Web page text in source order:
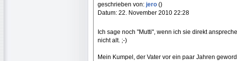
geschrieben von: jero ()
Datum: 22. November 2010 22:28
Ich sage noch "Mutti", wenn ich sie direkt
nicht alt. ;-)
Mein Kumpel, der Vater vor ein paar Jahren